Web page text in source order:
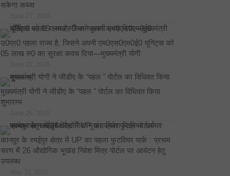
सकेगा कब्जा
उ0प्र0 पहला राज्य है, जिसने अपनी एम0एस0एम0ई0 यूनिट्स को
05 लाख रु0 का सुरक्षा कवच दिया—मुख्यमंत्री योगी
मुख्यमंत्री योगी ने जीडीए के “पहल ” पोर्टल का विधिवत किया
शुभारम्भ
कानपुर के रमईपुर क्षेत्र में UP का पहला फुटवियर पार्क : प्रथम
चरण में 26 औद्योगिक भूखंड निवेश मित्र पोर्टल पर आवंटन हेतु
उपलब्ध